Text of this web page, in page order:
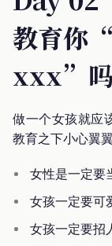
教育你
xxx”吗
做一个女孩就应
教育之下小心翼
女性是一定要
女孩一定要可
女孩一定要招